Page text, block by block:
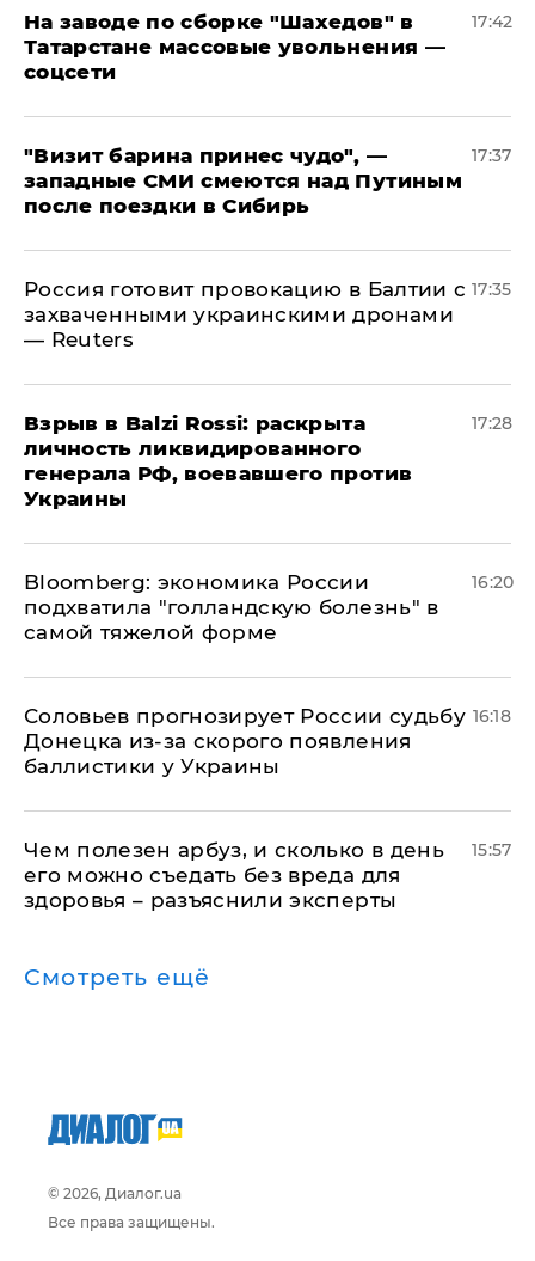
На заводе по сборке "Шахедов" в
Татарстане массовые увольнения —
соцсети
17:42
"Визит барина принес чудо", —
западные СМИ смеются над Путиным
после поездки в Сибирь
17:37
​Россия готовит провокацию в Балтии с
захваченными украинскими дронами
— Reuters
17:35
​Взрыв в Balzi Rossi: раскрыта
личность ликвидированного
генерала РФ, воевавшего против
Украины
17:28
Bloomberg: экономика России
подхватила "голландскую болезнь" в
самой тяжелой форме
16:20
Соловьев прогнозирует России судьбу
Донецка из-за скорого появления
баллистики у Украины
16:18
Чем полезен арбуз, и сколько в день
его можно съедать без вреда для
здоровья – разъяснили эксперты
15:57
Смотреть ещё
© 2026, Диалог.ua
Все права защищены.